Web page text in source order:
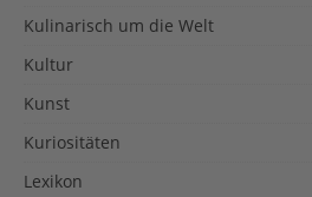
Kulinarisch um die Welt
Kultur
Kunst
Kuriositäten
Lexikon